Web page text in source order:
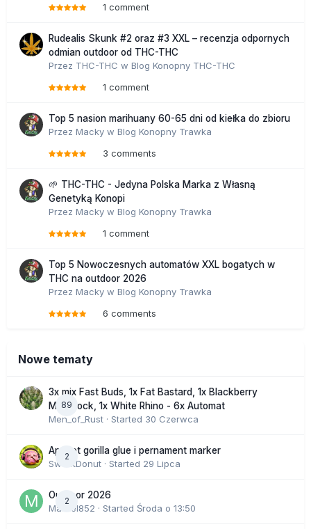
1 comment
Rudealis Skunk #2 oraz #3 XXL – recenzja odpornych
odmian outdoor od THC-THC
Przez THC-THC w Blog Konopny THC-THC
1 comment
Top 5 nasion marihuany 60-65 dni od kiełka do zbioru
Przez Macky w Blog Konopny Trawka
3 comments
🌱 THC-THC - Jedyna Polska Marka z Własną
Genetyką Konopi
Przez Macky w Blog Konopny Trawka
1 comment
Top 5 Nowoczesnych automatów XXL bogatych w
THC na outdoor 2026
Przez Macky w Blog Konopny Trawka
6 comments
Nowe tematy
89
3x mix Fast Buds, 1x Fat Bastard, 1x Blackberry
Moonrock, 1x White Rhino - 6x Automat
Men_of_Rust · Started 30 Czerwca
2
Apricot gorilla glue i pernament marker
SweetDonut · Started 29 Lipca
2
Outdoor 2026
Marcel852 · Started Środa o 13:50